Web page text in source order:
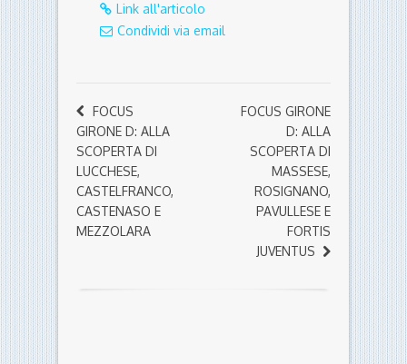
Link all'articolo
Condividi via email
FOCUS
GIRONE D: ALLA
SCOPERTA DI
LUCCHESE,
CASTELFRANCO,
CASTENASO E
MEZZOLARA
FOCUS GIRONE
D: ALLA
SCOPERTA DI
MASSESE,
ROSIGNANO,
PAVULLESE E
FORTIS
JUVENTUS